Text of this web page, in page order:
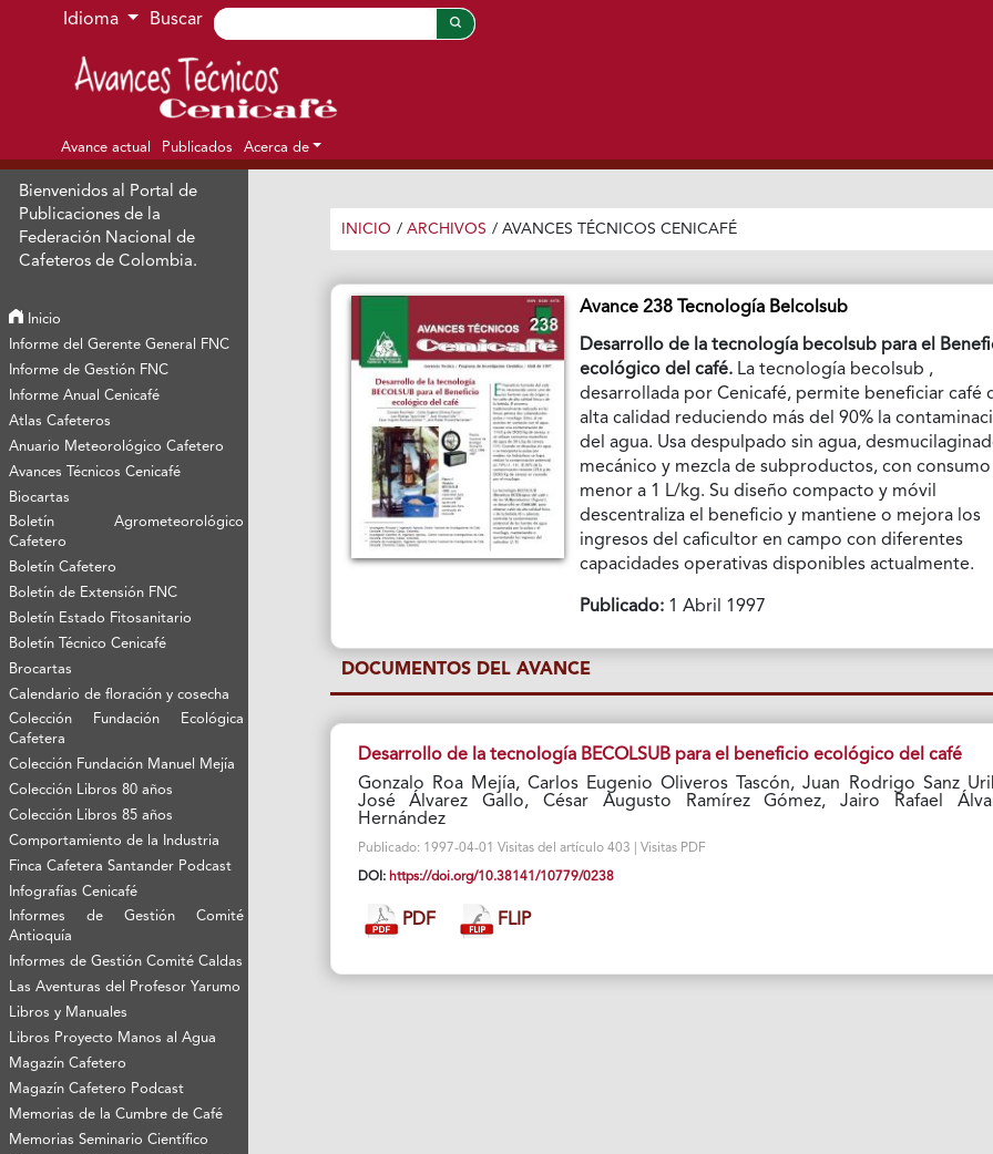
Ir al menú de navegación principal
Ir al contenido principal
Ir al pie de página del sitio
Idioma Buscar
Avance actual Publicados Acerca de
Bienvenidos al Portal de
Publicaciones de la
Federación Nacional de
Cafeteros de Colombia.
Inicio
Informe del Gerente General FNC
Informe de Gestión FNC
Informe Anual Cenicafé
Atlas Cafeteros
Anuario Meteorológico Cafetero
Avances Técnicos Cenicafé
Biocartas
Boletín Agrometeorológico
Cafetero
Boletín Cafetero
Boletín de Extensión FNC
Boletín Estado Fitosanitario
Boletín Técnico Cenicafé
Brocartas
Calendario de floración y cosecha
Colección Fundación Ecológica
Cafetera
Colección Fundación Manuel Mejía
Colección Libros 80 años
Colección Libros 85 años
Comportamiento de la Industria
Finca Cafetera Santander Podcast
Infografías Cenicafé
Informes de Gestión Comité
Antioquía
Informes de Gestión Comité Caldas
Las Aventuras del Profesor Yarumo
Libros y Manuales
Libros Proyecto Manos al Agua
Magazín Cafetero
Magazín Cafetero Podcast
Memorias de la Cumbre de Café
Memorias Seminario Científico
INICIO / ARCHIVOS / AVANCES TÉCNICOS CENICAFÉ
Avance 238 Tecnología Belcolsub
Desarrollo de la tecnología becolsub para el
ecológico del café. La tecnología becolsub ,
desarrollada por Cenicafé, permite beneficiar café
alta calidad reduciendo más del 90% la
del agua. Usa despulpado sin agua,
mecánico y mezcla de subproductos, con consumo
menor a 1 L/kg. Su diseño compacto y móvil
descentraliza el beneficio y mantiene o mejora los
ingresos del caficultor en campo con diferentes
capacidades operativas disponibles actualmente.
Publicado: 1 Abril 1997
DOCUMENTOS DEL AVANCE
Desarrollo de la tecnología BECOLSUB para el beneficio ecológico del café
Gonzalo Roa Mejía, Carlos Eugenio Oliveros Tascón, Juan Rodrigo Sanz
José Álvarez Gallo, César Augusto Ramírez Gómez, Jairo Rafael
Hernández
Publicado: 1997-04-01 Visitas del artículo 403 | Visitas PDF
DOI: https://doi.org/10.38141/10779/0238
PDF FLIP